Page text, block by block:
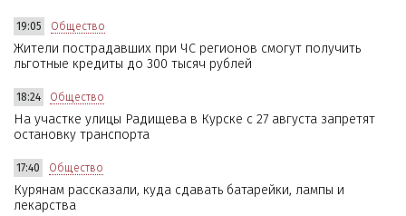
19:05 Общество
Жители пострадавших при ЧС регионов смогут получить
льготные кредиты до 300 тысяч рублей
18:24 Общество
На участке улицы Радищева в Курске с 27 августа запретят
остановку транспорта
17:40 Общество
Курянам рассказали, куда сдавать батарейки, лампы и
лекарства